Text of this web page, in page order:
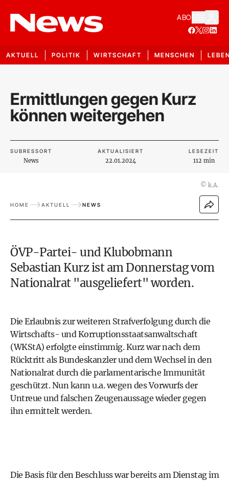
ABO
AKTUELL POLITIK WIRTSCHAFT MENSCHEN
Ermittlungen gegen Kurz
können weitergehen
SUBRESSORT
News
AKTUALISIERT
22.01.2024
LESEZEIT
112 min
© k.A.
HOME AKTUELL NEWS
ÖVP-Partei- und Klubobmann
Sebastian Kurzist am Donnerstag vom
Nationalrat "ausgeliefert" worden.
Die Erlaubnis zur weiteren Strafverfolgung durch die
Wirtschafts- und Korruptionsstaatsanwaltschaft
(WKStA) erfolgte einstimmig. Kurz war nach dem
Rücktritt als Bundeskanzler und dem Wechsel in den
Nationalrat durch die parlamentarische Immunität
geschützt. Nun kann u.a. wegen des Vorwurfs der
Untreue und falschen Zeugenaussage wieder gegen
ihn ermittelt werden.
Die Basis für den Beschluss war bereits am Dienstag im